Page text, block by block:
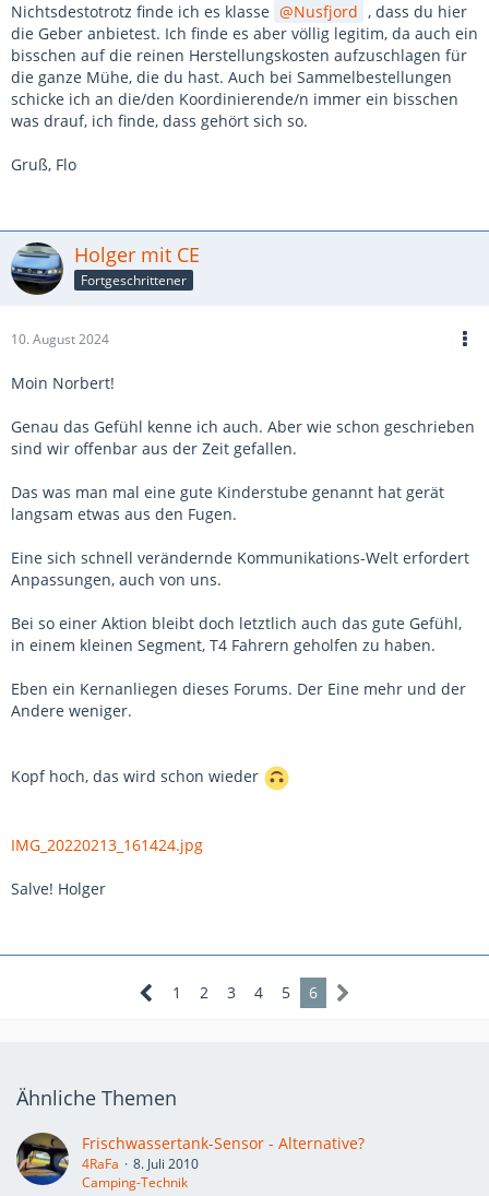
Nichtsdestotrotz finde ich es klasse Nusfjord , dass du hier
die Geber anbietest. Ich finde es aber völlig legitim, da auch ein
bisschen auf die reinen Herstellungskosten aufzuschlagen für
die ganze Mühe, die du hast. Auch bei Sammelbestellungen
schicke ich an die/den Koordinierende/n immer ein bisschen
was drauf, ich finde, dass gehört sich so.
Gruß, Flo
Holger mit CE
Fortgeschrittener
10. August 2024
Moin Norbert!
Genau das Gefühl kenne ich auch. Aber wie schon geschrieben
sind wir offenbar aus der Zeit gefallen.
Das was man mal eine gute Kinderstube genannt hat gerät
langsam etwas aus den Fugen.
Eine sich schnell verändernde Kommunikations-Welt erfordert
Anpassungen, auch von uns.
Bei so einer Aktion bleibt doch letztlich auch das gute Gefühl,
in einem kleinen Segment, T4 Fahrern geholfen zu haben.
Eben ein Kernanliegen dieses Forums. Der Eine mehr und der
Andere weniger.
Kopf hoch, das wird schon wieder
IMG_20220213_161424.jpg
Salve! Holger
1 2 3 4 5 6
Ähnliche Themen
Frischwassertank-Sensor - Alternative?
4RaFa
8. Juli 2010
Camping-Technik